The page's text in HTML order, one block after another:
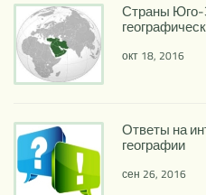
Страны Юго-
окт 18, 2016
Ответы на
географии
сен 26, 2016